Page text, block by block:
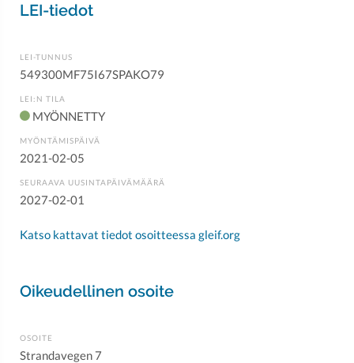
LEI-tiedot
LEI-TUNNUS
549300MF75I67SPAKO79
LEI:N TILA
MYÖNNETTY
MYÖNTÄMISPÄIVÄ
2021-02-05
SEURAAVA UUSINTAPÄIVÄMÄÄRÄ
2027-02-01
Katso kattavat tiedot osoitteessa gleif.org
Oikeudellinen osoite
OSOITE
Strandavegen 7